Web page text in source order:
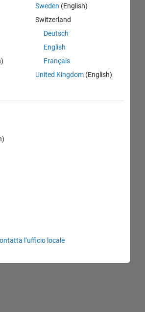
Sweden (English)
Switzerland
Deutsch
English
Français
United Kingdom(English)
l’ufficio locale